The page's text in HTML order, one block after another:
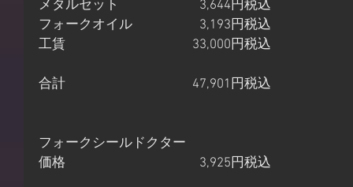
メタルセット　　　　　　3,644円税込
フォークオイル　　　　　3,193円税込
工賃　　　　　　　　　  33,000円税込
合計　　　　　　　　　  47,901円税込
フォークシールドクター
価格　　　　　　　　　　3,925円税込